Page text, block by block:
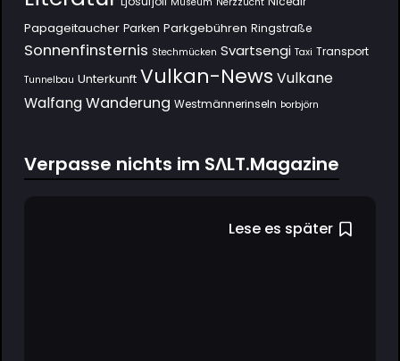
Papageitaucher Parken Parkgebühren Ringstraße
Sonnenfinsternis Stechmücken Svartsengi Taxi Transport
Tunnelbau Unterkunft Vulkan-News Vulkane
Walfang Wanderung Westmännerinseln Þorbjörn
Verpasse nichts im SΛLT.Magazine
Lese es später